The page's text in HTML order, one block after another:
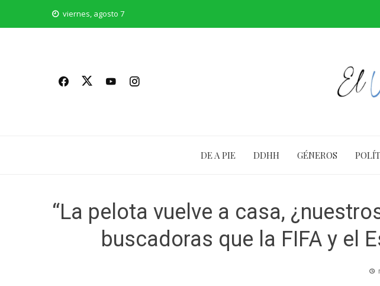
viernes, agosto 7
DE A PIE DDHH GÉNEROS
“La pelota vuelve a casa,
buscadoras que la FIFA y el